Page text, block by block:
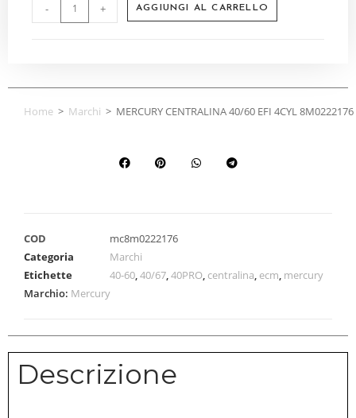
- + AGGIUNGI AL CARRELLO
Home > Marchi > MERCURY CENTRALINA 40/60 EFI 4CYL 8M0222176
COD
mc8m0222176
Categoria
Marchi
Etichette
40-60 40/67 40PRO centralina ecm mercury
Marchio: Mercury
Descrizione